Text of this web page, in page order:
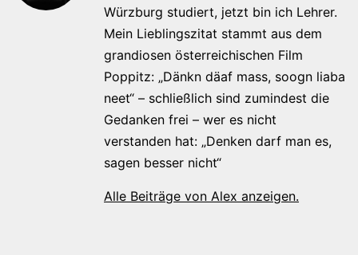
Würzburg studiert, jetzt bin ich Lehrer.
Mein Lieblingszitat stammt aus dem
grandiosen österreichischen Film
Poppitz: „Dänkn däaf mass, soogn liaba
neet“ – schließlich sind zumindest die
Gedanken frei – wer es nicht
verstanden hat: „Denken darf man es,
sagen besser nicht“
Alle Beiträge von Alex anzeigen.